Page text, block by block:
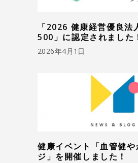
「2026 健康経営優良法
500」に認定されました
2026年4月1日
健康イベント「血管健
ジ」を開催しました！